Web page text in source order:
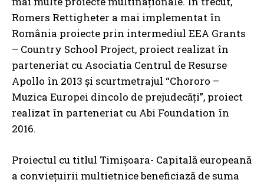
Romers Rettigheter a mai implementat în
România proiecte prin intermediul EEA Grants
– Country School Project, proiect realizat în
parteneriat cu Asociatia Centrul de Resurse
Apollo în 2013 și scurtmetrajul “Chororo –
Muzica Europei dincolo de prejudecăți”, proiect
realizat în parteneriat cu Abi Foundation în
2016.
Proiectul cu titlul Timișoara- Capitală europeană
a conviețuirii multietnice beneficiază de suma